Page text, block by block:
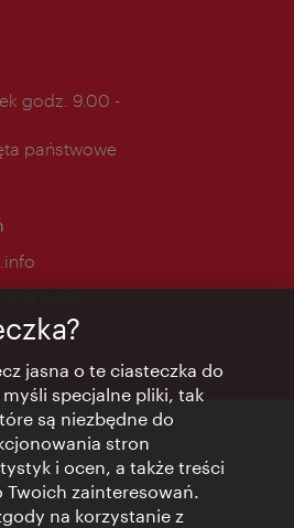
godz. 9.00 -
państwowe
osobowych
jasna o te ciasteczka do
specjalne pliki, tak
są niezbędne do
stron
i ocen, a także treści
zainteresowań.
na korzystanie z